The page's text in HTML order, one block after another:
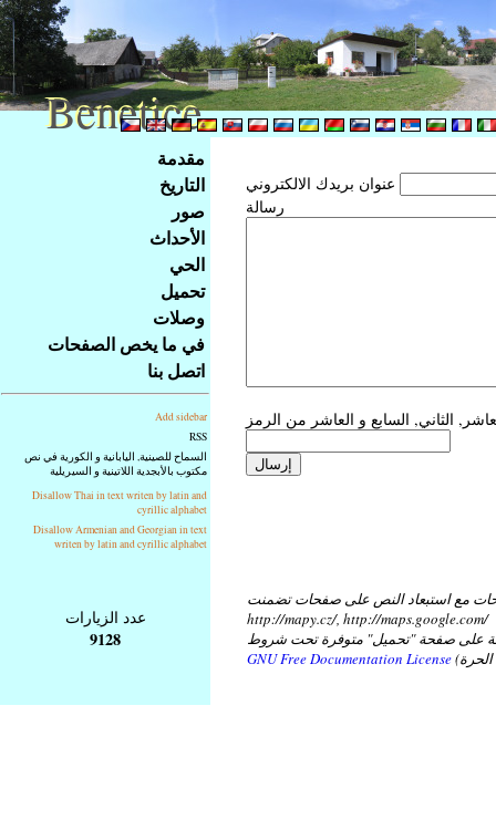
základní
strana
مقدمة
التاريخ
صور
الأحداث
الحي
تحميل
وصلات
في ما يخص الصفحات
اتصل بنا
Add sidebar
RSS
السماح للصينية, اليابانية و الكورية في نص
مكتوب بالأبجدية اللاتينية و السيريلية
Disallow Thai in text writen by latin and
cyrillic alphabet
Disallow Armenian and Georgian in text
writen by latin and cyrillic alphabet
رسالة
عدد الزيارات
9128
مع استبعاد النص على صفحات تضمنت
http://mapy.cz/, http://maps.google.com/
على صفحة "تحميل" متوفرة تحت شروط
GNU Free Documentation License
Benetice
Benetice